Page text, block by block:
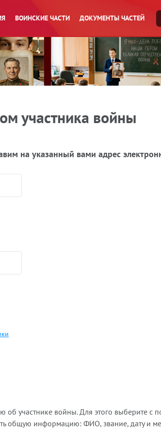
ВОИНСКИЕ ЧАСТИ ДОКУМЕНТЫ ЧАСТЕЙ
участника войны
на указанный вами адрес
участнике войны. Для этого выберите с
общую информацию: ФИО, звание, дату и